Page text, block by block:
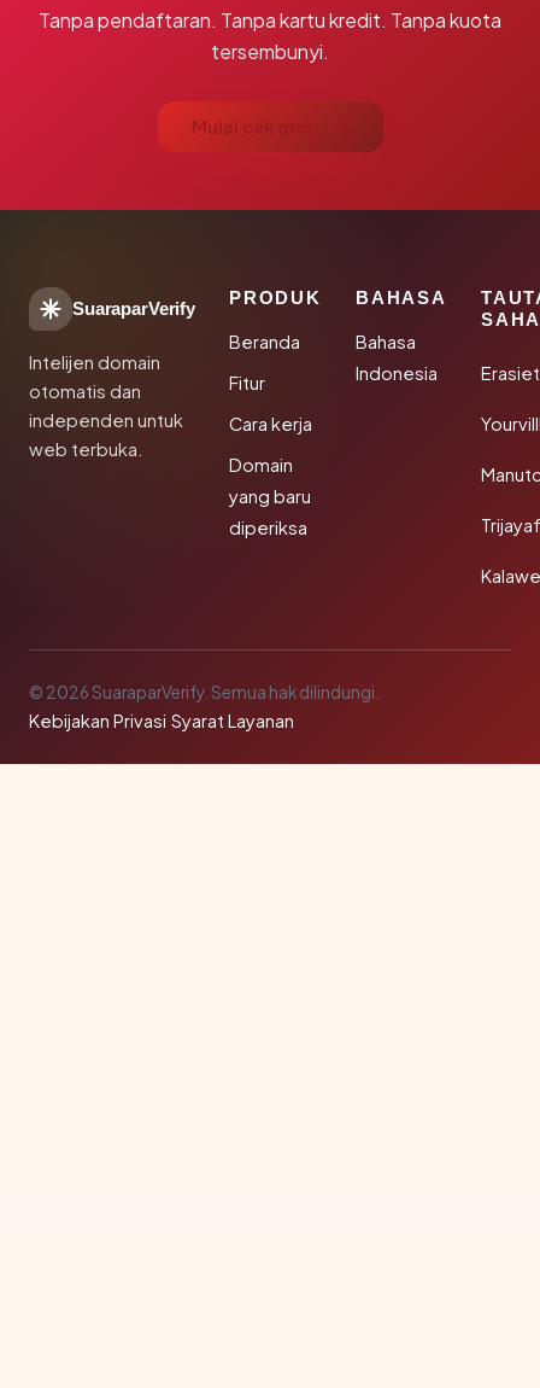
Tanpa pendaftaran. Tanpa kartu kredit. Tanpa kuota
tersembunyi.
Mulai cek gratis →
SuaraparVerify
Intelijen domain
otomatis dan
independen untuk
web terbuka.
PRODUK
Beranda
Fitur
Cara kerja
Domain
yang baru
diperiksa
BAHASA
Bahasa
Indonesia
© 2026 SuaraparVerify. Semua hak dilindungi.
Kebijakan Privasi·Syarat Layanan